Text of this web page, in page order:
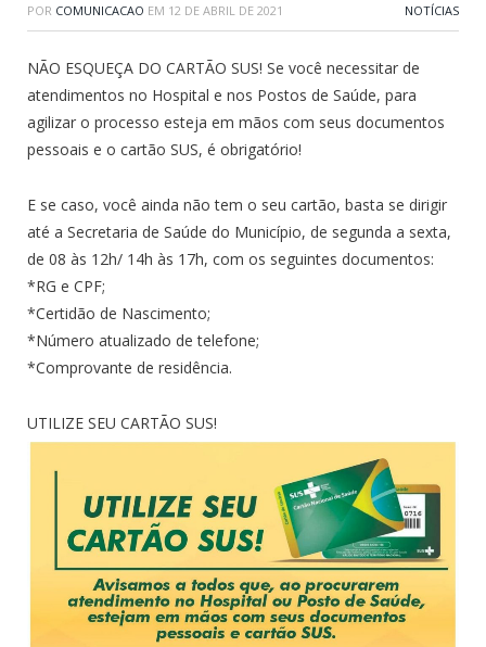
POR COMUNICACAO EM 12 DE ABRIL DE 2021 NOTÍCIAS
NÃO ESQUEÇA DO CARTÃO SUS! Se você necessitar de
atendimentos no Hospital e nos Postos de Saúde, para
agilizar o processo esteja em mãos com seus documentos
pessoais e o cartão SUS, é obrigatório!
E se caso, você ainda não tem o seu cartão, basta se dirigir
até a Secretaria de Saúde do Município, de segunda a sexta,
de 08 às 12h/ 14h às 17h, com os seguintes documentos:
*RG e CPF;
*Certidão de Nascimento;
*Número atualizado de telefone;
*Comprovante de residência.
UTILIZE SEU CARTÃO SUS!